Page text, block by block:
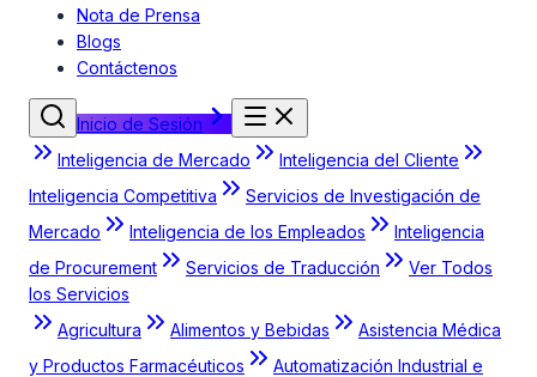
Nota de Prensa
Blogs
Contáctenos
Inicio de Sesión
Inteligencia de Mercado
Inteligencia del Cliente
Inteligencia Competitiva
Servicios de Investigación de
Mercado
Inteligencia de los Empleados
Inteligencia
de Procurement
Servicios de Traducción
Ver Todos
los Servicios
Agricultura
Alimentos y Bebidas
Asistencia Médica
y Productos Farmacéuticos
Automatización Industrial e